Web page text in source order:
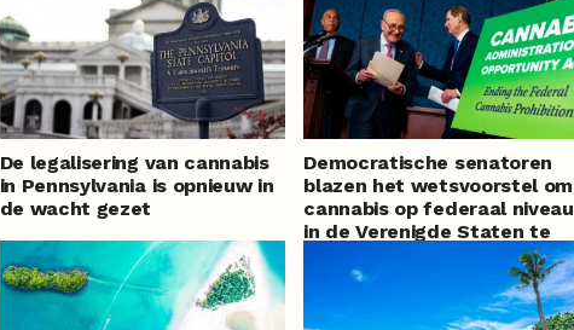
De legalisering van cannabis
in Pennsylvania is opnieuw in
de wacht gezet
Democratische senatoren
blazen het wetsvoorstel om
cannabis op federaal niveau
in de Verenigde Staten te
legaliseren nieuw leven in